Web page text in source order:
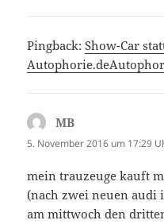
Pingback:Show-Car
MB
5. November 2016 um 17:29
mein trauzeuge kauft
(nach zwei neuen
am mittwoch den